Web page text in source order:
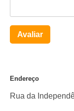
Avaliar
Endereço
Rua da